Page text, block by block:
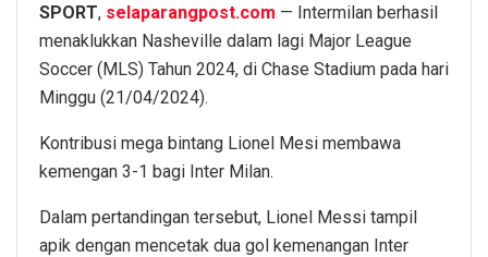
SPORT, selaparangpost.com — Intermilan berhasil
menaklukkan Nasheville dalam lagi Major League
Soccer (MLS) Tahun 2024, di Chase Stadium pada hari
Minggu (21/04/2024).
Kontribusi mega bintang Lionel Mesi membawa
kemengan 3-1 bagi Inter Milan.
Dalam pertandingan tersebut, Lionel Messi tampil
apik dengan mencetak dua gol kemenangan Inter